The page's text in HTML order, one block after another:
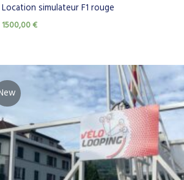
Location simulateur F1 rouge
1500,00€